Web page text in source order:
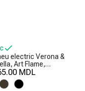
electric Verona &
Art Flame,
mm,
Efect trosnet de
5 niveluri ale
MDL